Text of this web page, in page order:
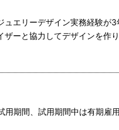
エリーデザイン実務経験が3
ーと協力してデザインを作
期間、試用期間中は有期雇用